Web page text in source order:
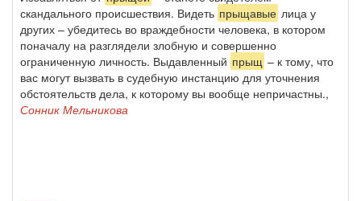
скандального происшествия. Видеть прыщавые лица у
других – убедитесь во враждебности человека, в котором
поначалу на разглядели злобную и совершенно
ограниченную личность. Выдавленный прыщ – к тому, что
вас могут вызвать в судебную инстанцию для уточнения
обстоятельств дела, к которому вы вообще непричастны.,
Сонник Мельникова